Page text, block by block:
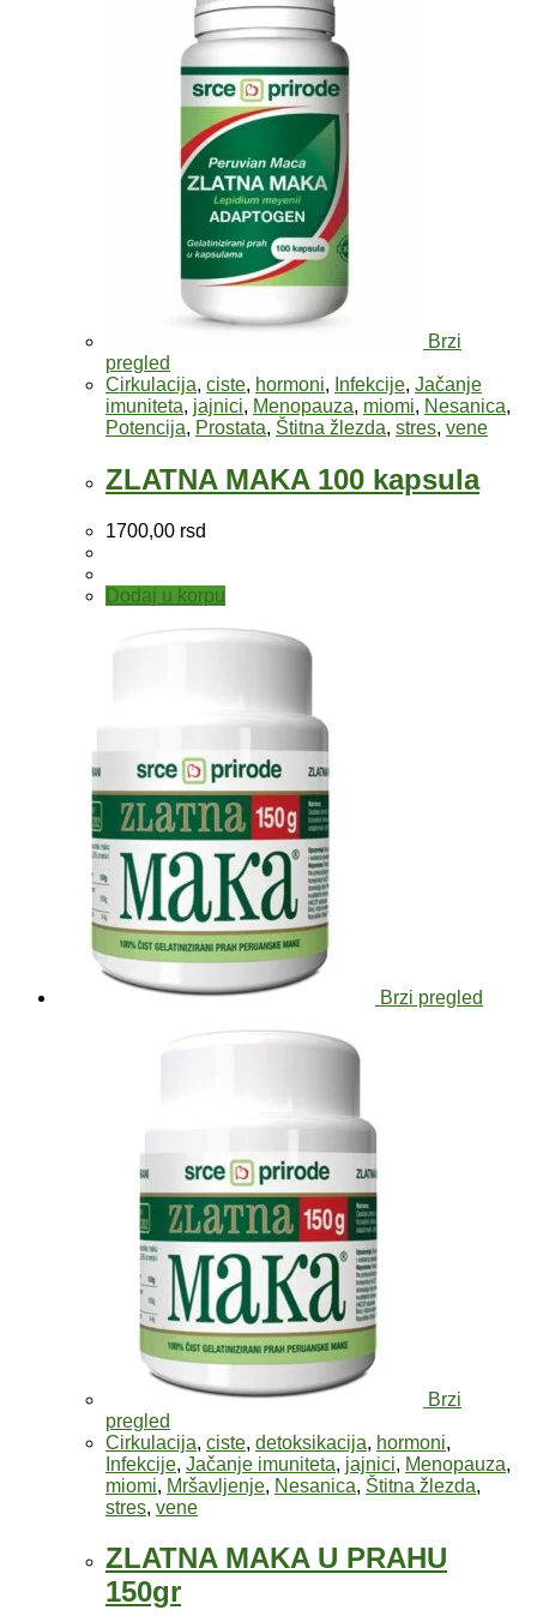
Brzi
pregled
Cirkulacija, ciste, hormoni, Infekcije, Jačanje
imuniteta, jajnici, Menopauza, miomi, Nesanica,
Potencija, Prostata, Štitna žlezda, stres, vene
ZLATNA MAKA 100 kapsula
1700,00 rsd
Dodaj u korpu
Brzi pregled
Brzi
pregled
Cirkulacija, ciste, detoksikacija, hormoni,
Infekcije, Jačanje imuniteta, jajnici, Menopauza,
miomi, Mršavljenje, Nesanica, Štitna žlezda,
stres, vene
ZLATNA MAKA U PRAHU
150gr